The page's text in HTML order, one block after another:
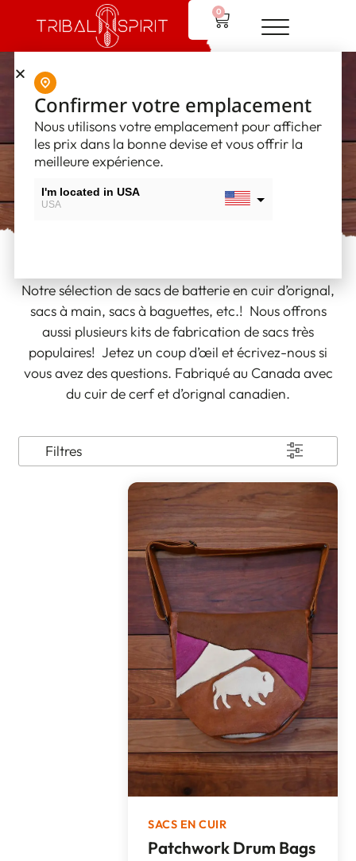
0
Sacs en cuir
Notre sélection de sacs de batterie en cuir d’orignal,
sacs à main, sacs à baguettes, etc.! Nous offrons
aussi plusieurs kits de fabrication de sacs très
populaires! Jetez un coup d’œil et écrivez-nous si
vous avez des questions. Fabriqué au Canada avec
du cuir de cerf et d’orignal canadien.
Filtres
SACS EN CUIR
Patchwork Drum Bags
Confirmer votre emplacement
Nous utilisons votre emplacement pour afficher
les prix dans la bonne devise et vous offrir la
meilleure expérience.
I'm located in USA
USA